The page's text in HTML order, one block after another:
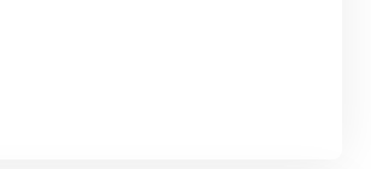
容器领域的长远规划和愿景，包括持续